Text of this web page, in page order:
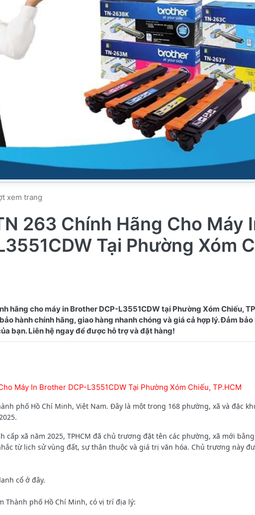
xem trang
263 Chính Hãng Cho Máy
Tại Phường Xóm
hãng cho máy in Brother DCP-L3551CDW tại Phường Xóm Chiếu,
hành chính hãng, giao hàng nhanh chóng và giá cả hợp lý. Đảm
Máy In Brother DCP-L3551CDW Tại Phường Xóm Chiếu, TP.HCM
phố Hồ Chí Minh, Việt Nam. Đây là một trong 168 phường, xã và đặc
cấp xã năm 2025, TPHCM đã chủ trương đặt tên các phường, xã mới
từ lịch sử vùng đất, sự thân thuộc và giá trị văn hóa. Chủ trương này
cổ ở đây.
Thành phố Hồ Chí Minh, có vị trí địa lý: